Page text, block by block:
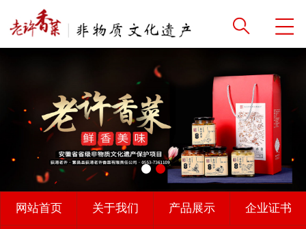
网站首页 关于我们 产品展示 企业证书